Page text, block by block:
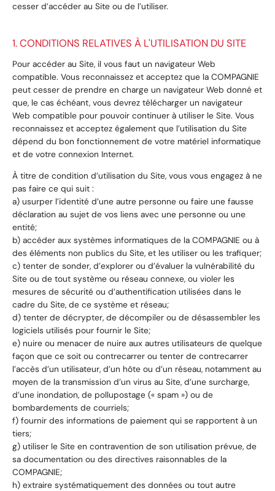
cesser d’accéder au Site ou de l’utiliser.
1. CONDITIONS RELATIVES À L'UTILISATION DU SITE
Pour accéder au Site, il vous faut un navigateur Web
compatible. Vous reconnaissez et acceptez que la COMPAGNIE
peut cesser de prendre en charge un navigateur Web donné et
que, le cas échéant, vous devrez télécharger un navigateur
Web compatible pour pouvoir continuer à utiliser le Site. Vous
reconnaissez et acceptez également que l’utilisation du Site
dépend du bon fonctionnement de votre matériel informatique
et de votre connexion Internet.
À titre de condition d’utilisation du Site, vous vous engagez à ne
pas faire ce qui suit :
a) usurper l’identité d’une autre personne ou faire une fausse
déclaration au sujet de vos liens avec une personne ou une
entité;
b) accéder aux systèmes informatiques de la COMPAGNIE ou à
des éléments non publics du Site, et les utiliser ou les trafiquer;
c) tenter de sonder, d’explorer ou d’évaluer la vulnérabilité du
Site ou de tout système ou réseau connexe, ou violer les
mesures de sécurité ou d’authentification utilisées dans le
cadre du Site, de ce système et réseau;
d) tenter de décrypter, de décompiler ou de désassembler les
logiciels utilisés pour fournir le Site;
e) nuire ou menacer de nuire aux autres utilisateurs de quelque
façon que ce soit ou contrecarrer ou tenter de contrecarrer
l’accès d’un utilisateur, d’un hôte ou d’un réseau, notamment au
moyen de la transmission d’un virus au Site, d’une surcharge,
d’une inondation, de pollupostage (« spam ») ou de
bombardements de courriels;
f) fournir des informations de paiement qui se rapportent à un
tiers;
g) utiliser le Site en contravention de son utilisation prévue, de
sa documentation ou des directives raisonnables de la
COMPAGNIE;
h) extraire systématiquement des données ou tout autre